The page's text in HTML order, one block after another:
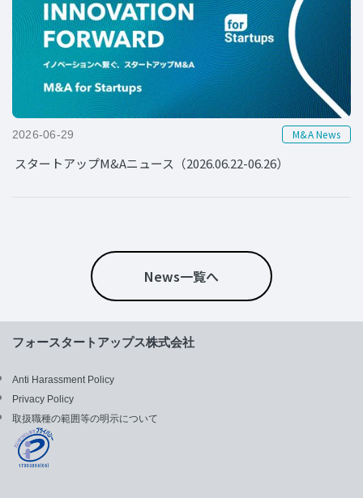
2026-06-29 M&A News
スタートアップM&Aニュース（2026.06.22-06.26）
News一覧へ
フォースタートアップス株式会社
Anti Harassment Policy
Privacy Policy
取扱職種の範囲等の明示について